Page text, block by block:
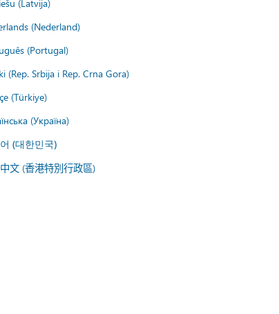
(Latvija)
(Nederland)
(Portugal)
(Rep. Srbija i Rep. Crna Gora)
(Türkiye)
(Україна)
(대한민국)
文 (香港特別行政區)